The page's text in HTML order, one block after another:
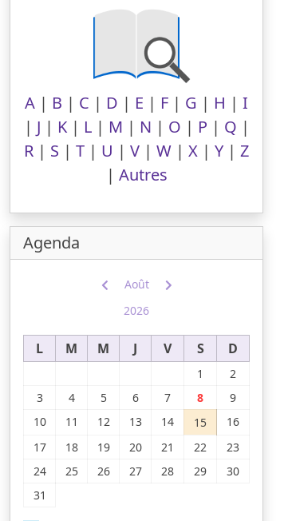
A | B | C | D | E | F | G | H | I
| J | K| L| M | N | O | P | Q |
R | S | T | U | V | W | X | Y | Z
| Autres
Agenda
Août
2026
L M M J V S D
1
2
3
4 5 6 7 8
9
10
11 12 13 14 15
16
17
18 19 20 21 22
23
24
25 26 27 28 29
30
31